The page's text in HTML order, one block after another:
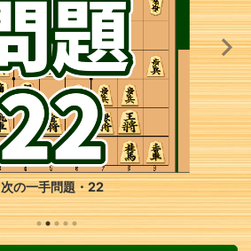
次の一手問題・22